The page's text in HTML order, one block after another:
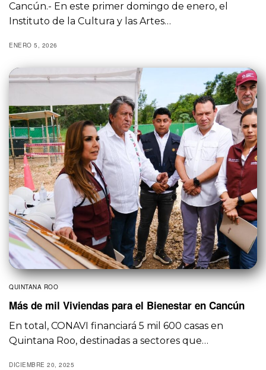
Cancún.- En este primer domingo de enero, el
Instituto de la Cultura y las Artes…
ENERO 5, 2026
QUINTANA ROO
Más de mil Viviendas para el Bienestar en Cancún
En total, CONAVI financiará 5 mil 600 casas en
Quintana Roo, destinadas a sectores que…
DICIEMBRE 20, 2025